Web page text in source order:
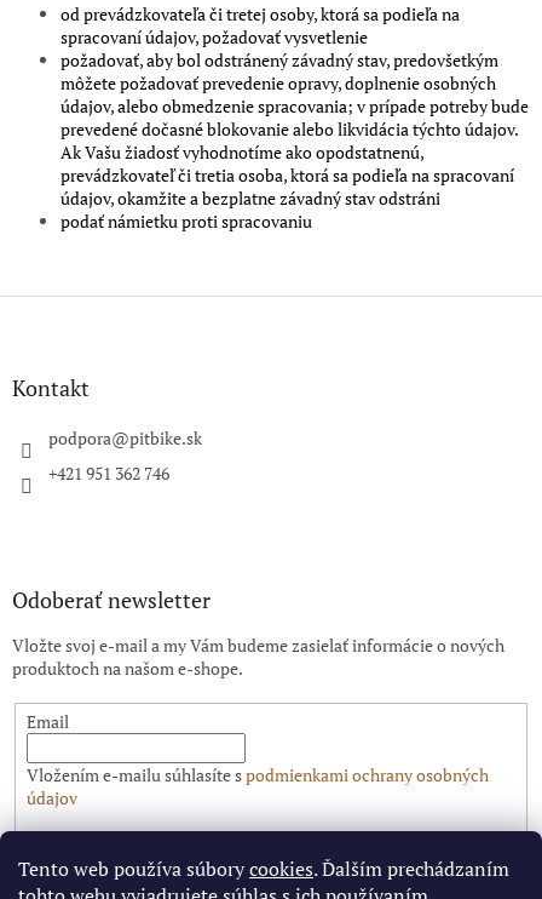
Tento web používa súborycookies. Ďalším prechádzaním
od prevádzkovateľa či tretej osoby, ktorá sa podieľa na
spracovaní údajov, požadovať vysvetlenie
požadovať, aby bol odstránený závadný stav, predovšetkým
môžete požadovať prevedenie opravy, doplnenie osobných
údajov, alebo obmedzenie spracovania; v prípade potreby bude
prevedené dočasné blokovanie alebo likvidácia týchto údajov.
Ak Vašu žiadosť vyhodnotíme ako opodstatnenú,
prevádzkovateľ či tretia osoba, ktorá sa podieľa na spracovaní
údajov, okamžite a bezplatne závadný stav odstráni
podať námietku proti spracovaniu
Z
Kontakt
podpora@pitbike.sk
+421 951 362 746
Odoberať newsletter
Vložte svoj e-mail a my Vám budeme zasielať informácie o nových
produktoch na našom e-shope.
Email
Vložením e-mailu súhlasíte spodmienkami ochrany osobných
údajov